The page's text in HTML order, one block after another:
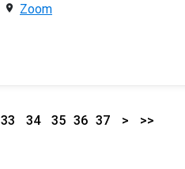
Zoom
33 34 35 36 37 > >>